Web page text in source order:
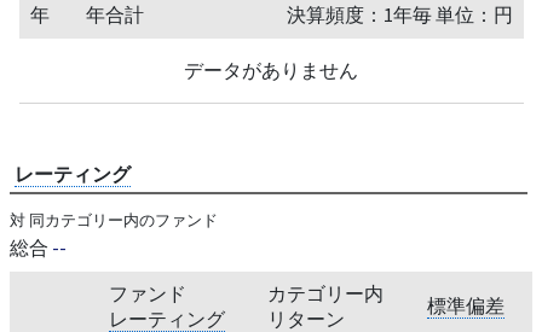
年 年合計 決算頻度：1年毎 単位：円
データがありません
レーティング
対 同カテゴリー内のファンド
総合 --
ファンド
レーティング
カテゴリー内
リターン
標準偏差